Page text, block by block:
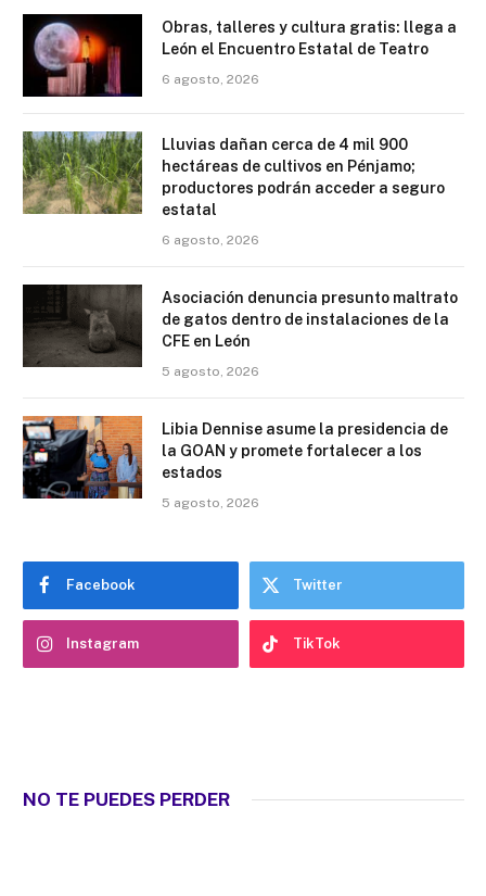
Obras, talleres y cultura gratis: llega a
León el Encuentro Estatal de Teatro
6 agosto, 2026
Lluvias dañan cerca de 4 mil 900
hectáreas de cultivos en Pénjamo;
productores podrán acceder a seguro
estatal
6 agosto, 2026
Asociación denuncia presunto maltrato
de gatos dentro de instalaciones de la
CFE en León
5 agosto, 2026
Libia Dennise asume la presidencia de
la GOAN y promete fortalecer a los
estados
5 agosto, 2026
Facebook Twitter
Instagram TikTok
NO TE PUEDES PERDER